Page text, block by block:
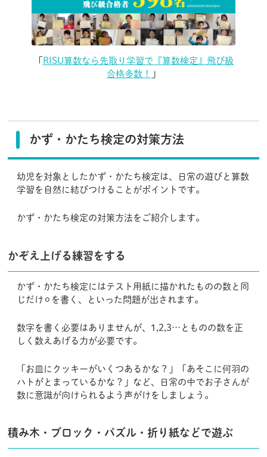
RISU算数なら先取り学習で『算数検定』飛び級
合格多数！
」
かず・かたち検定の対策方法
幼児を対象としたかず・かたち検定は、日常の遊びと算数
学習を自然に結びつけることがポイントです。
かず・かたち検定の対策方法をご紹介します。
かぞえ上げる練習をする
かず・かたち検定にはテスト用紙に描かれたものの数と同
じだけ⚪︎を書く、といった問題が出されます。
数字を書く必要はありませんが、1,2,3…とものの数を正
しく数えあげる力が必要です。
「お皿にクッキーがいくつあるかな？」「あそこに何羽の
ハトがとまっているかな？」など、日常の中でお子さんが
数に意識が向けられるよう声がけをしましょう。
積み木・ブロック・パズル・折り紙などで遊ぶ